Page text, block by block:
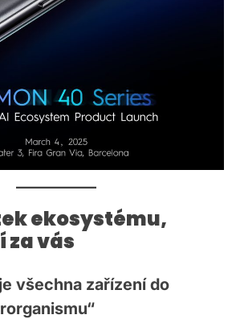
ekosystému,
za vás
všechna zařízení do